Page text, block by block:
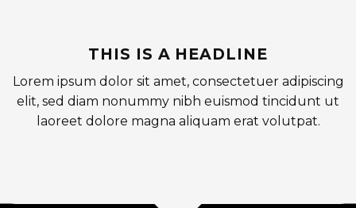
THIS IS A HEADLINE
Lorem ipsum dolor sit amet, consectetuer adipiscing
elit, sed diam nonummy nibh euismod tincidunt ut
laoreet dolore magna aliquam erat volutpat.